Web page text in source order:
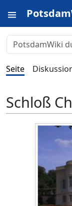
Seite
Schloß